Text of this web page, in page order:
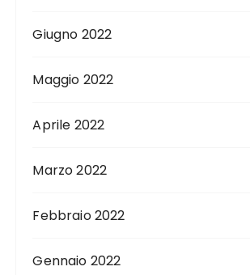
Giugno 2022
Maggio 2022
Aprile 2022
Marzo 2022
Febbraio 2022
Gennaio 2022